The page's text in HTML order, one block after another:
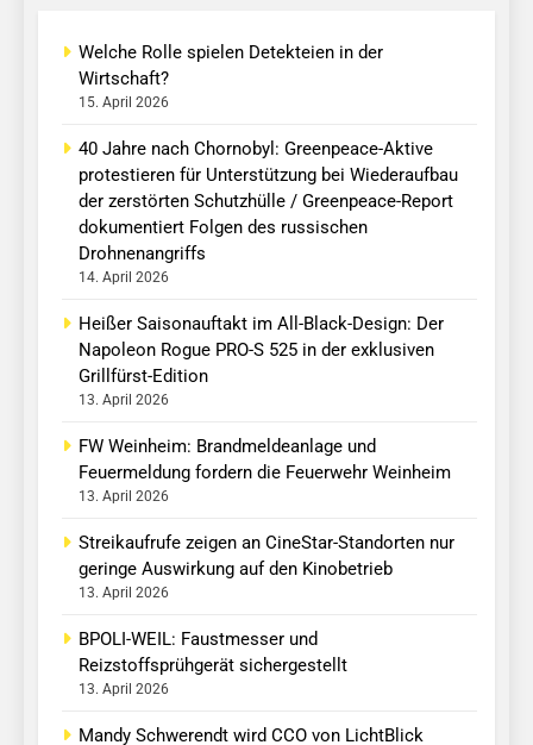
Welche Rolle spielen Detekteien in der
Wirtschaft?
15. April 2026
40 Jahre nach Chornobyl: Greenpeace-Aktive
protestieren für Unterstützung bei Wiederaufbau
der zerstörten Schutzhülle / Greenpeace-Report
dokumentiert Folgen des russischen
Drohnenangriffs
14. April 2026
Heißer Saisonauftakt im All-Black-Design: Der
Napoleon Rogue PRO-S 525 in der exklusiven
Grillfürst-Edition
13. April 2026
FW Weinheim: Brandmeldeanlage und
Feuermeldung fordern die Feuerwehr Weinheim
13. April 2026
Streikaufrufe zeigen an CineStar-Standorten nur
geringe Auswirkung auf den Kinobetrieb
13. April 2026
BPOLI-WEIL: Faustmesser und
Reizstoffsprühgerät sichergestellt
13. April 2026
Mandy Schwerendt wird CCO von LichtBlick